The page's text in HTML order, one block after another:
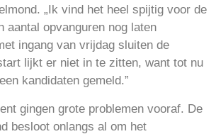
„Ik vind het heel spijtig voor de
aantal opvanguren nog laten
ingang van vrijdag sluiten de
lijkt er niet in te zitten, want tot nu
kandidaten gemeld.”
gingen grote problemen vooraf. De
besloot onlangs al om het